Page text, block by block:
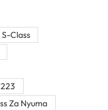
Class
Za Nyuma